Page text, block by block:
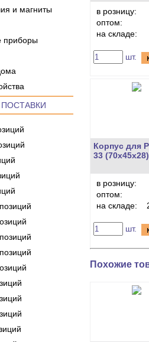
и магниты
приборы
в розницу:
оптом:
на складе:
шт.
Корпус для
33 (70x45x28)
в розницу:
оптом:
на складе:
шт.
Похожие